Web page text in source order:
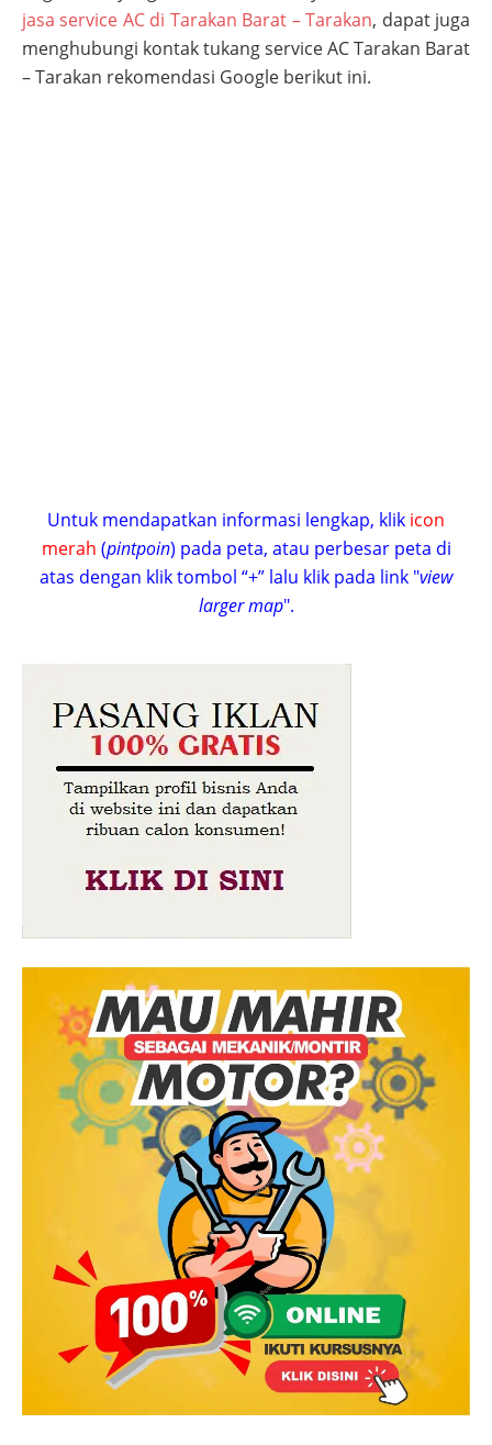
jasa service AC di Tarakan Barat – Tarakan, dapat juga
menghubungi kontak tukang service ACTarakan Barat
– Tarakan rekomendasi Google berikut ini.
Untuk mendapatkan informasi lengkap, klik icon
merah (pintpoin) pada peta, atau perbesar peta di
atas dengan klik tombol “+” lalu klik pada link "view
larger map".